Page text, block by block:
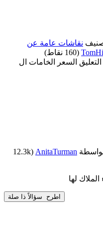
نقاشات عامة عن
(
160 نقاط)
السعر الخامات ال
AnitaTurman
(
12.3k
الملاك لها